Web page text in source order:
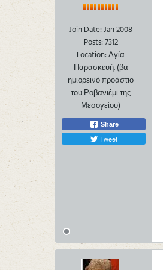
Join Date:Jan 2008
Posts:7312
Location:Αγία
Παρασκευή. (βα
ημιορεινό προάστιο
του Ροβανιέμι της
Μεσογείου)
Share
Tweet